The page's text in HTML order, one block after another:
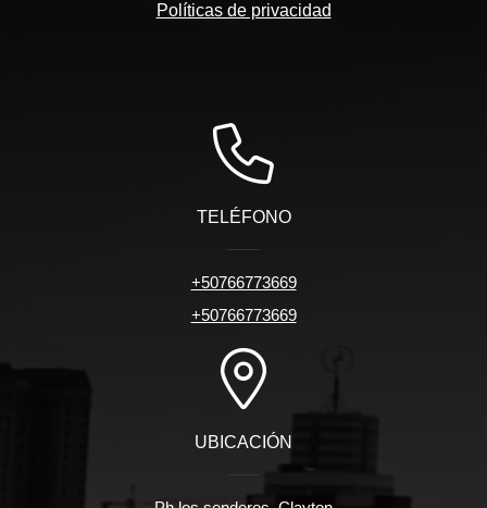
Políticas de privacidad
TELÉFONO
+50766773669
+50766773669
UBICACIÓN